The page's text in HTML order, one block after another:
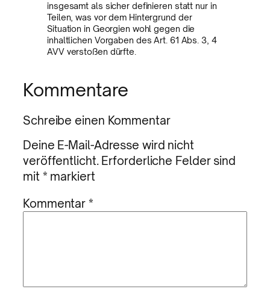
insgesamt als sicher definieren statt nur in
Teilen, was vor dem Hintergrund der
Situation in Georgien wohl gegen die
inhaltlichen Vorgaben des Art. 61 Abs. 3, 4
AVV verstoßen dürfte.
Kommentare
Schreibe einen Kommentar
Deine E-Mail-Adresse wird nicht
veröffentlicht. Erforderliche Felder sind
mit * markiert
Kommentar*